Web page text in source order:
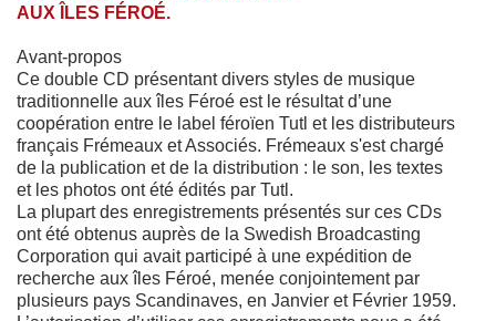
AUX ÎLES FÉROÉ.
Avant-propos
Ce double CD présentant divers styles de musique
traditionnelle aux îles Féroé est le résultat d’une
coopération entre le label féroïen Tutl et les distributeurs
français Frémeaux et Associés. Frémeaux s'est chargé
de la publication et de la distribution : le son, les textes
et les photos ont été édités par Tutl.
La plupart des enregistrements présentés sur ces CDs
ont été obtenus auprès de la Swedish Broadcasting
Corporation qui avait participé à une expédition de
recherche aux îles Féroé, menée conjointement par
plusieurs pays Scandinaves, en Janvier et Février 1959.